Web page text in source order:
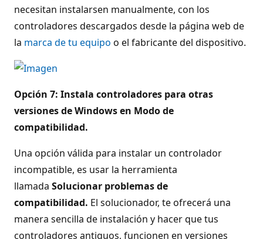
necesitan instalarsen manualmente, con los
controladores descargados desde la página web de
la marca de tu equipo o el fabricante del dispositivo.
Opción 7: Instala controladores para otras
versiones de Windows en Modo de
compatibilidad.
Una opción válida para instalar un controlador
incompatible, es usar la herramienta
llamada Solucionar problemas de
compatibilidad. El solucionador, te ofrecerá una
manera sencilla de instalación y hacer que tus
controladores antiguos, funcionen en versiones